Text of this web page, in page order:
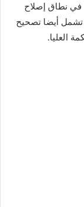
في نطاق إصلاح
تشمل أيضا تصحيح
العليا.